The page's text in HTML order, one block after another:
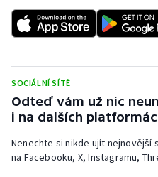
SOCIÁLNÍ SÍTĚ
Odteď vám už nic
i na dalších
Nenechte si nikde ujít nejnovější
na Facebooku, X, Instagramu,